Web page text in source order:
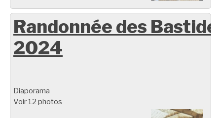
Randonnée des
2024
Diaporama
Voir 12 photos